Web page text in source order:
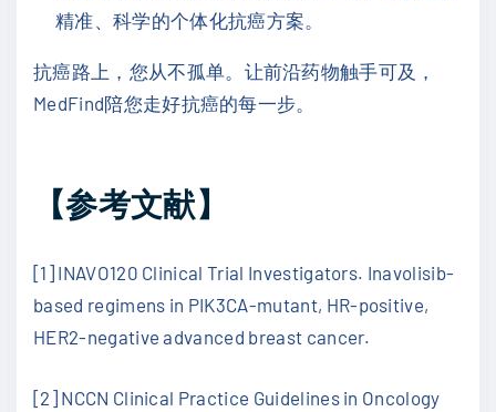
精准、科学的个体化抗癌方案。
抗癌路上，您从不孤单。让前沿药物触手可及，
MedFind陪您走好抗癌的每一步。
【参考文献】
[1] INAVO120 Clinical Trial Investigators. Inavolisib-
based regimens in PIK3CA-mutant, HR-positive,
HER2-negative advanced breast cancer.
[2] NCCN Clinical Practice Guidelines in Oncology